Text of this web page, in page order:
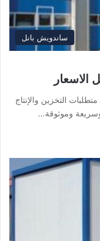
ساندويش بانل
التخزين والإنتاج
وسريعة وموثوقة…